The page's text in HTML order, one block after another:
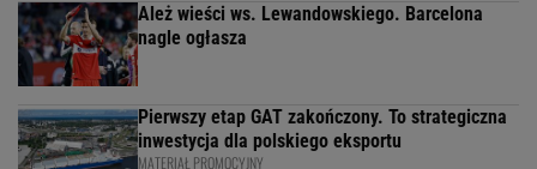
Ależ wieści ws. Lewandowskiego. Barcelona
nagle ogłasza
Pierwszy etap GAT zakończony. To strategiczna
inwestycja dla polskiego eksportu
MATERIAŁ PROMOCYJNY